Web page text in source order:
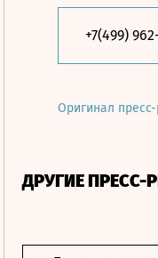
+7(499)
Оригинал
ДРУГИЕ ПРЕСС-